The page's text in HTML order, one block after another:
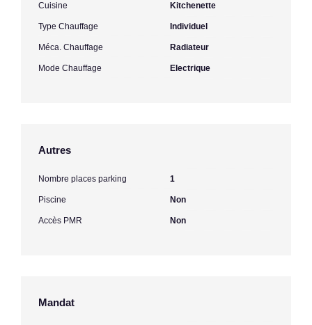
Cuisine Kitchenette
Type Chauffage Individuel
Méca. Chauffage Radiateur
Mode Chauffage Electrique
Autres
Nombre places parking 1
Piscine Non
Accès PMR Non
Mandat